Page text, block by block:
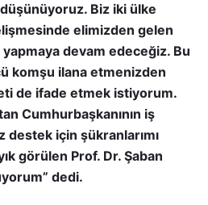
düşünüyoruz. Biz iki ülke
elimizden gelen
yapmaya devam edeceğiz. Bu
komşu ilana etmenizden
de ifade etmek istiyorum.
Cumhurbaşkanının iş
için şükranlarımı
görülen Prof. Dr. Şaban
dedi.